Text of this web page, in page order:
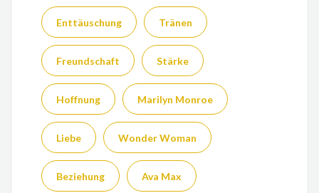
Enttäuschung Tränen
Freundschaft Stärke
Hoffnung Marilyn Monroe
Liebe Wonder Woman
Beziehung Ava Max